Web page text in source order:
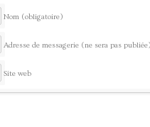
Nom (obligatoire)
Adresse de messagerie (ne sera pas
Site web